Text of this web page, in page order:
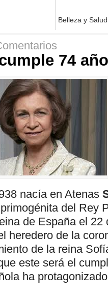
Belleza y Salud
74
nacía en Atenas
del Rey
de España el 22
heredero de la
de la reina
este será el
ha